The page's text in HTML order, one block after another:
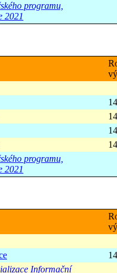
programu,
2021
programu,
2021
Informační